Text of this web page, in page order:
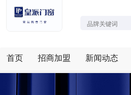
首页 招商加盟 新闻动态